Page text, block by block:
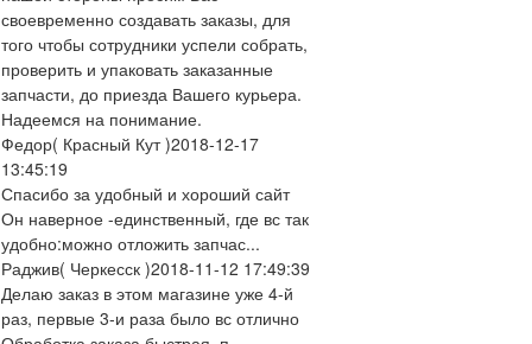
своевременно создавать заказы, для
того чтобы сотрудники успели собрать,
проверить и упаковать заказанные
запчасти, до приезда Вашего курьера.
Надеемся на понимание.
Федор( Красный Кут )2018-12-17
13:45:19
Спасибо за удобный и хороший сайт
Он наверное -единственный, где вс так
удобно:можно отложить запчас...
Раджив( Черкесск )2018-11-12 17:49:39
Делаю заказ в этом магазине уже 4-й
раз, первые 3-и раза было вс отлично